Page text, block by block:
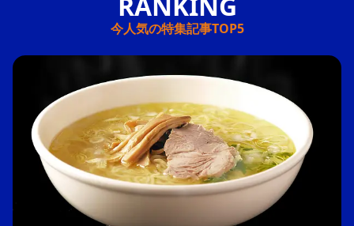
今人気の特集記事TOP5